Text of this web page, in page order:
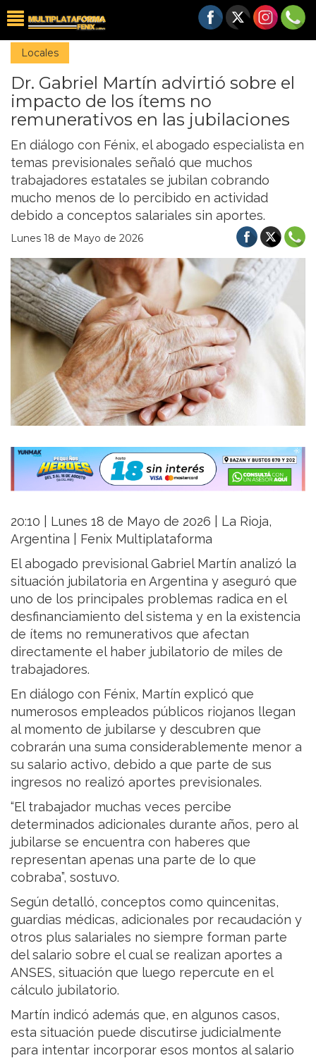
Locales
Dr. Gabriel Martín advirtió sobre el
impacto de los ítems no
remunerativos en las jubilaciones
En diálogo con Fénix, el abogado especialista en
temas previsionales señaló que muchos
trabajadores estatales se jubilan cobrando
mucho menos de lo percibido en actividad
debido a conceptos salariales sin aportes.
Lunes 18 de Mayo de 2026
20:10 | Lunes 18 de Mayo de 2026 | La Rioja,
Argentina | Fenix Multiplataforma
El abogado previsional Gabriel Martín analizó la
situación jubilatoria en Argentina y aseguró que
uno de los principales problemas radica en el
desfinanciamiento del sistema y en la existencia
de ítems no remunerativos que afectan
directamente el haber jubilatorio de miles de
trabajadores.
En diálogo con Fénix, Martín explicó que
numerosos empleados públicos riojanos llegan
al momento de jubilarse y descubren que
cobrarán una suma considerablemente menor a
su salario activo, debido a que parte de sus
ingresos no realizó aportes previsionales.
“El trabajador muchas veces percibe
determinados adicionales durante años, pero al
jubilarse se encuentra con haberes que
representan apenas una parte de lo que
cobraba”, sostuvo.
Según detalló, conceptos como quincenitas,
guardias médicas, adicionales por recaudación y
otros plus salariales no siempre forman parte
del salario sobre el cual se realizan aportes a
ANSES, situación que luego repercute en el
cálculo jubilatorio.
Martín indicó además que, en algunos casos,
esta situación puede discutirse judicialmente
para intentar incorporar esos montos al salario